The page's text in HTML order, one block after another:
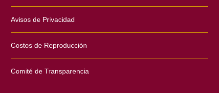
Avisos de Privacidad
Costos de Reproducción
Comité de Transparencia